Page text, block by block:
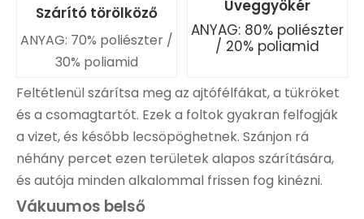
Szárító törölköző
ANYAG: 70% poliészter /
30% poliamid
Üveggyökér
ANYAG: 80% poliészter
/ 20% poliamid
Feltétlenül szárítsa meg az ajtófélfákat, a tükröket
és a csomagtartót. Ezek a foltok gyakran felfogják
a vizet, és később lecsöpöghetnek. Szánjon rá
néhány percet ezen területek alapos szárítására,
és autója minden alkalommal frissen fog kinézni.
Vákuumos belső